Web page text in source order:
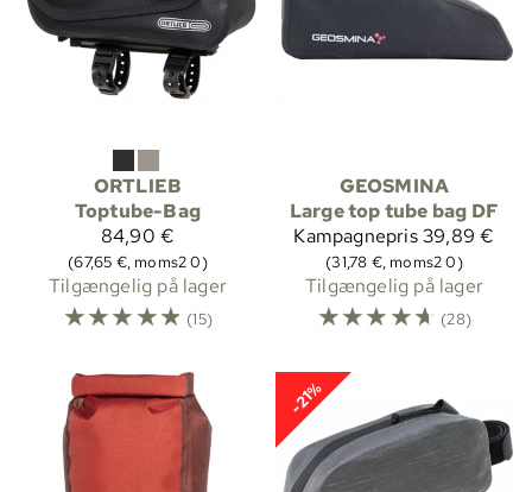
ORTLIEB
Toptube-Bag
84,90 €
(67,65 €, moms2 0)
Tilgængelig på lager
☆☆☆☆☆ (15)
GEOSMINA
Large top tube bag DF
Kampagnepris39,89 €
(31,78 €, moms2 0)
Tilgængelig på lager
☆☆☆☆☆ (28)
-21%